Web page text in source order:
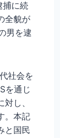
捕に続
全貌が
男を逮
社会を
を通じ
し、
。本記
と国民